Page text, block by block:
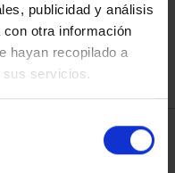
publicidad y análisis
otra información
hayan recopilado a
sus servicios.